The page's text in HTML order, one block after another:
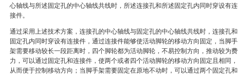
心轴线与所述固定孔的中心轴线共线时，所述连接孔和所述固定孔内同时穿设有连
接件。
通过采用上述技术方案，连接孔的中心轴线与固定孔的中心轴线共线时，连接孔和
固定孔内同时穿设有连接件，通过连接件能够使活动脚轮的移动方向固定，当脚手
架需要移动较长一段距离时，四个脚轮都为活动脚轮，不易控制方向，推动较为费
力，可以通过固定孔和连接件，使两个或者四个活动脚轮的移动方向固定且相同，
从而便于控制移动方向；当脚手架需要固定在原地不动时，可以通过两个固定孔和